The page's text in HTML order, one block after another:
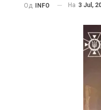
Од INFO На 3 Jul,